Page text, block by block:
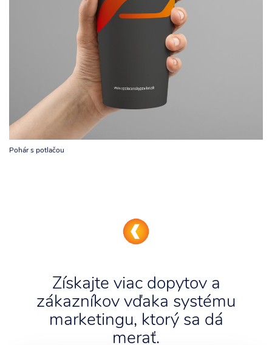
Pohár s potlačou
Získajte viac dopytov a
zákazníkov vďaka systému
marketingu, ktorý sa dá
merať.